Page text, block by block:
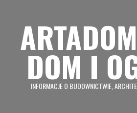
content
DOM I
INFORMACJE O BUDOWNICTWIE,